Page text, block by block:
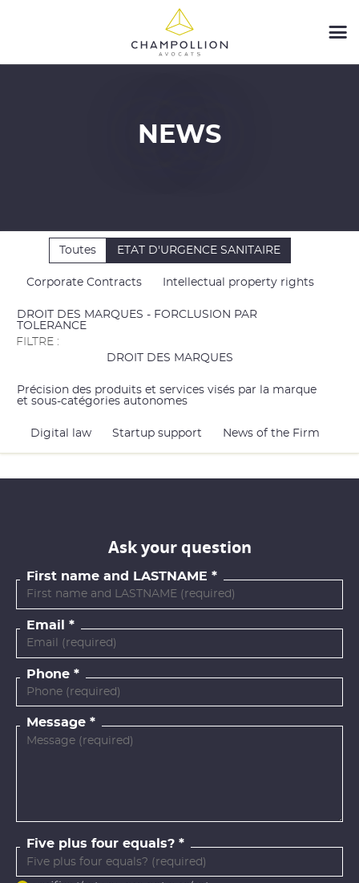
NEWS
FILTRE :
Toutes ETAT D'URGENCE SANITAIRE
Corporate Contracts Intellectual property rights
DROIT DES MARQUES - FORCLUSION PAR
TOLERANCE
DROIT DES MARQUES
Précision des produits et services visés par la marque
et sous-catégories autonomes
Digital law Startup support News of the Firm
Ask your question
First name and LASTNAME
Email
Phone
Message
Five plus four equals?